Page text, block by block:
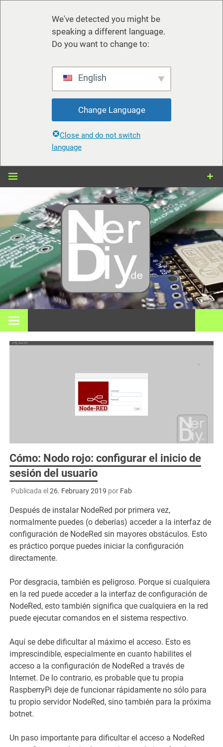
We've detected you might be
speaking a different language.
Do you want to change to:
English
Change Language
Close and do not switch
language
Zum
3D y
En nerdiy.de, todo gira en torno a la electrónica, el bricolaje,
la impresión 3D, el hogar inteligente y muchos otros temas
Cómo: Nodo rojo: configurar el inicio de
sesión del usuario
Publicada el26. February 2019 por Fab
Después de instalar NodeRed por primera vez,
normalmente puedes (o deberías) acceder a la interfaz de
configuración de NodeRed sin mayores obstáculos. Esto
es práctico porque puedes iniciar la configuración
directamente.
Por desgracia, también es peligroso. Porque si cualquiera
en la red puede acceder a la interfaz de configuración de
NodeRed, esto también significa que cualquiera en la red
puede ejecutar comandos en el sistema respectivo.
Aquí se debe dificultar al máximo el acceso. Esto es
imprescindible, especialmente en cuanto habilites el
acceso a la configuración de NodeRed a través de
Internet. De lo contrario, es probable que tu propia
RaspberryPi deje de funcionar rápidamente no sólo para
tu propio servidor NodeRed, sino también para la próxima
botnet.
Un paso importante para dificultar el acceso a NodeRed